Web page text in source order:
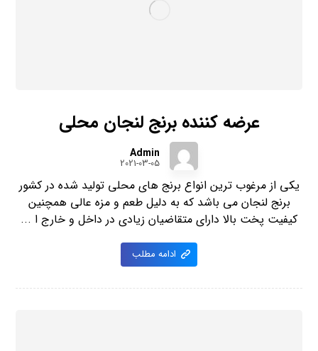
عرضه کننده برنج لنجان محلی
Admin
2021-03-05
یکی از مرغوب ترین انواع برنج های محلی تولید شده در کشور
برنج لنجان می باشد که به دلیل طعم و مزه عالی همچنین
کیفیت پخت بالا دارای متقاضیان زیادی در داخل و خارج ا ...
ادامه مطلب